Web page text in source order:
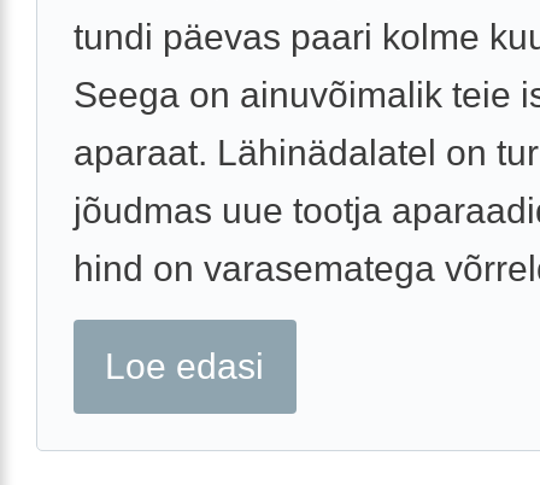
tundi päevas paari kolme
Seega on ainuvõimalik teie
aparaat. Lähinädalatel on
jõudmas uue tootja
hind on varasematega
Loe edasi